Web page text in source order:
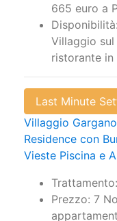
665 euro a
Villaggio
ristorante in
Last Minute
Villaggio
Residence con
Vieste Piscina e
Prezzo: 7